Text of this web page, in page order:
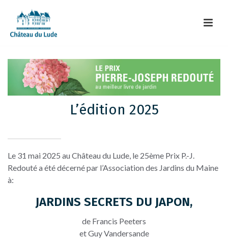
L’édition 2025
Le 31 mai 2025 au Château du Lude, le 25ème Prix P.-J.
Redouté a été décerné par l’Association des Jardins du Maine
à:
JARDINS SECRETS DU JAPON,
de Francis Peeters
et Guy Vandersande